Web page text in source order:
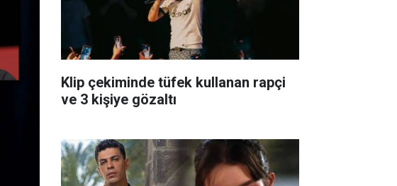
Klip çekiminde tüfek kullanan rapçi
ve 3 kişiye gözaltı